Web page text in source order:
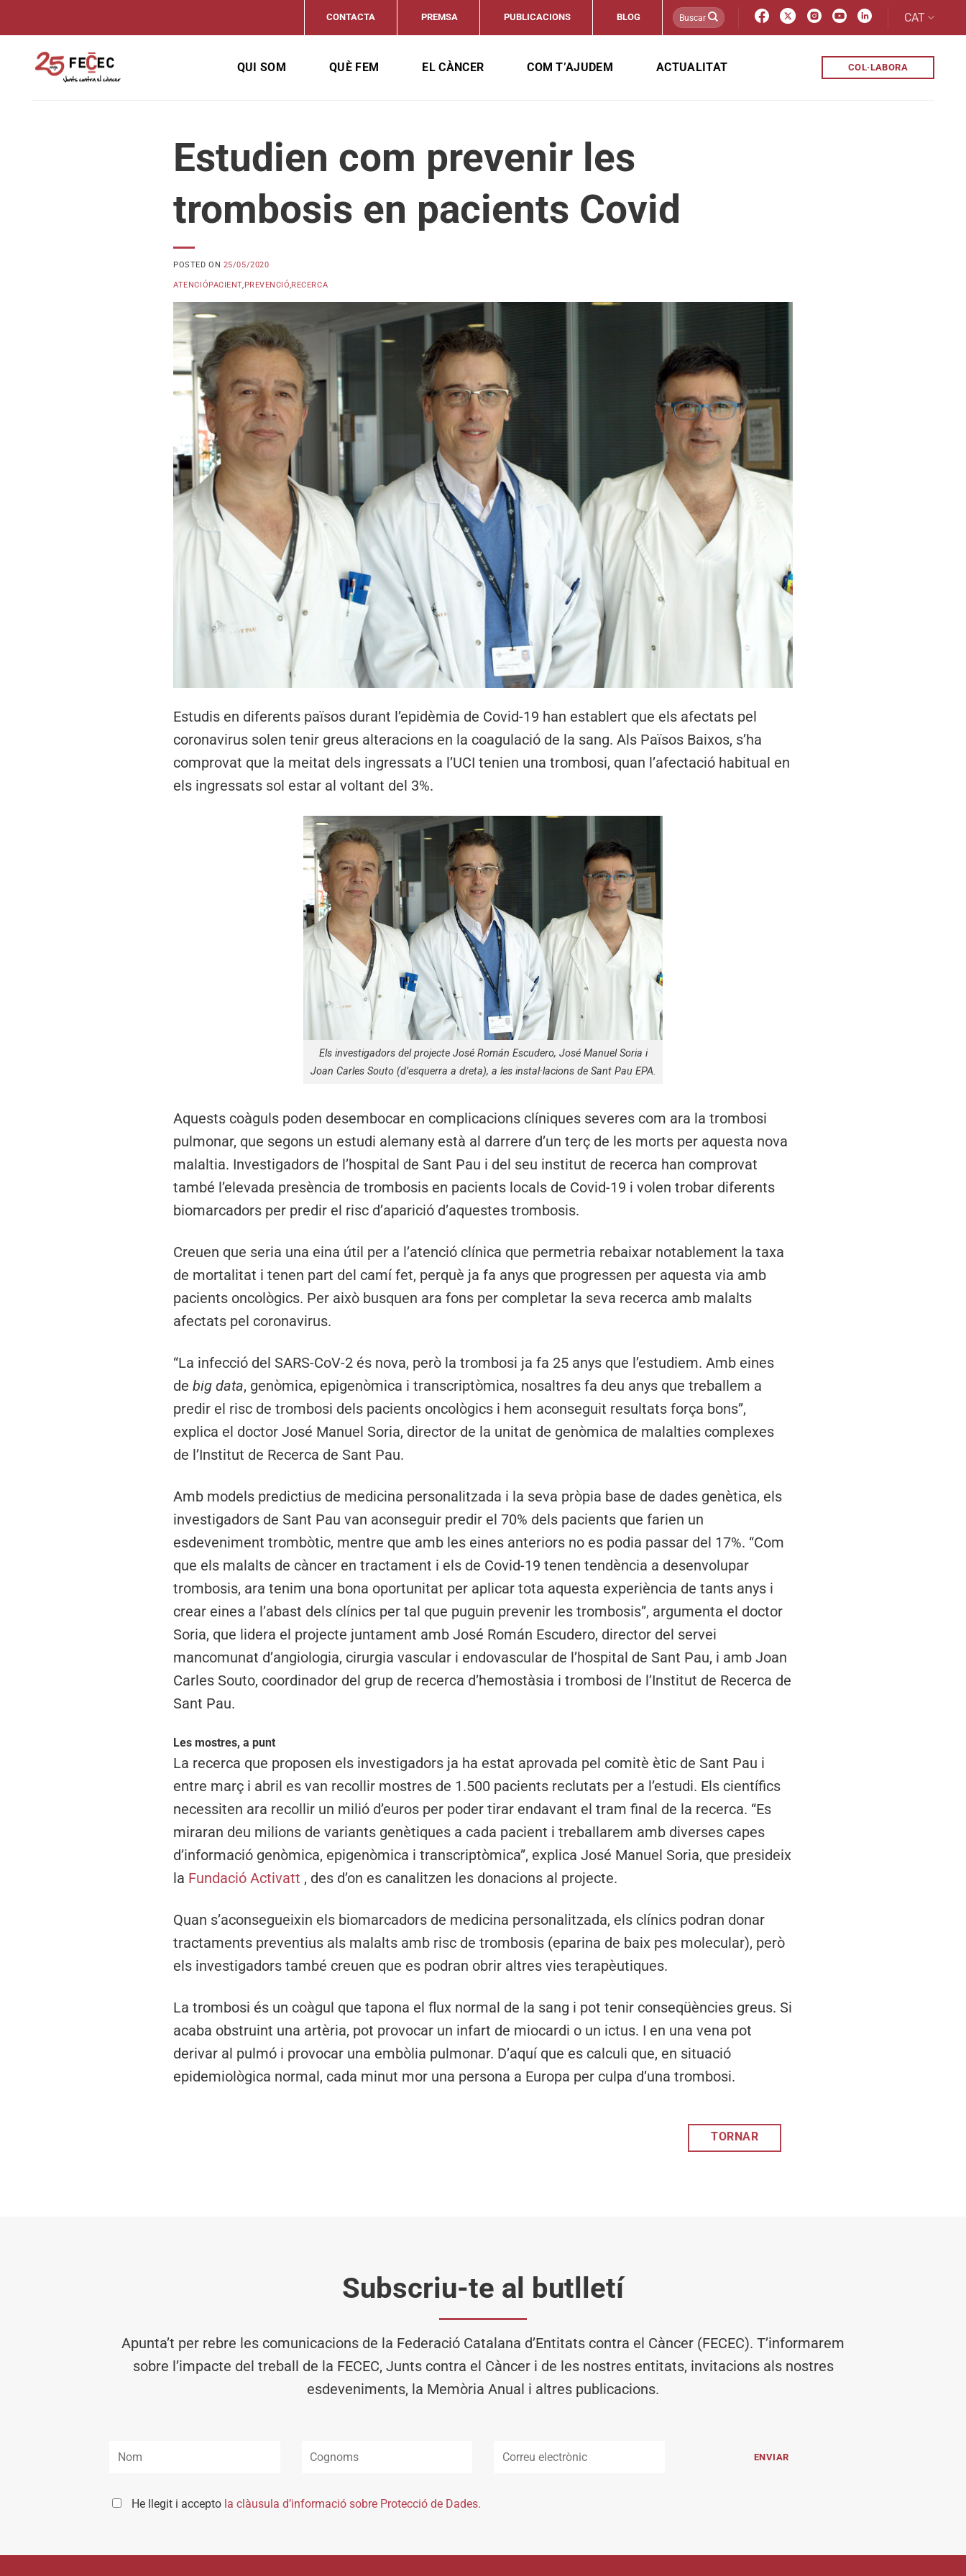
CONTACTA PREMSA PUBLICACIONS BLOG CAT
QUI SOM QUÈ FEM EL CÀNCER COM T’AJUDEM ACTUALITAT COL·LABORA
Estudien com prevenir les
trombosis en pacients Covid
POSTED ON 25/05/2020
ATENCIÓPACIENT,PREVENCIÓ,RECERCA
Estudis en diferents països durant l’epidèmia de Covid-19 han establert que els afectats pel
coronavirus solen tenir greus alteracions en la coagulació de la sang. Als Països Baixos, s’ha
comprovat que la meitat dels ingressats a l’UCI tenien una trombosi, quan l’afectació habitual en
els ingressats sol estar al voltant del 3%.
Els investigadors del projecte José Román Escudero, José Manuel Soria i
Joan Carles Souto (d’esquerra a dreta), a les instal·lacions de Sant Pau EPA.
Aquests coàguls poden desembocar en complicacions clíniques severes com ara la trombosi
pulmonar, que segons un estudi alemany està al darrere d’un terç de les morts per aquesta nova
malaltia. Investigadors de l’hospital de Sant Pau i del seu institut de recerca han comprovat
també l’elevada presència de trombosis en pacients locals de Covid-19 i volen trobar diferents
biomarcadors per predir el risc d’aparició d’aquestes trombosis.
Creuen que seria una eina útil per a l’atenció clínica que permetria rebaixar notablement la taxa
de mortalitat i tenen part del camí fet, perquè ja fa anys que progressen per aquesta via amb
pacients oncològics. Per això busquen ara fons per completar la seva recerca amb malalts
afectats pel coronavirus.
“La infecció del SARS-CoV-2 és nova, però la trombosi ja fa 25 anys que l’estudiem. Amb eines
debig data, genòmica, epigenòmica i transcriptòmica, nosaltres fa deu anys que treballem a
predir el risc de trombosi dels pacients oncològics i hem aconseguit resultats força bons”,
explica el doctor José Manuel Soria, director de la unitat de genòmica de malalties complexes
de l’Institut de Recerca de Sant Pau.
Amb models predictius de medicina personalitzada i la seva pròpia base de dades genètica, els
investigadors de Sant Pau van aconseguir predir el 70% dels pacients que farien un
esdeveniment trombòtic, mentre que amb les eines anteriors no es podia passar del 17%. “Com
que els malalts de càncer en tractament i els de Covid-19 tenen tendència a desenvolupar
trombosis, ara tenim una bona oportunitat per aplicar tota aquesta experiència de tants anys i
crear eines a l’abast dels clínics per tal que puguin prevenir les trombosis”, argumenta el doctor
Soria, que lidera el projecte juntament amb José Román Escudero, director del servei
mancomunat d’angiologia, cirurgia vascular i endovascular de l’hospital de Sant Pau, i amb Joan
Carles Souto, coordinador del grup de recerca d’hemostàsia i trombosi de l’Institut de Recerca de
Sant Pau.
Les mostres, a punt
La recerca que proposen els investigadors ja ha estat aprovada pel comitè ètic de Sant Pau i
entre març i abril es van recollir mostres de 1.500 pacients reclutats per a l’estudi. Els científics
necessiten ara recollir un milió d’euros per poder tirar endavant el tram final de la recerca. “Es
miraran deu milions de variants genètiques a cada pacient i treballarem amb diverses capes
d’informació genòmica, epigenòmica i transcriptòmica”, explica José Manuel Soria, que presideix
la Fundació Activatt , des d’on es canalitzen les donacions al projecte.
Quan s’aconsegueixin els biomarcadors de medicina personalitzada, els clínics podran donar
tractaments preventius als malalts amb risc de trombosis (eparina de baix pes molecular), però
els investigadors també creuen que es podran obrir altres vies terapèutiques.
La trombosi és un coàgul que tapona el flux normal de la sang i pot tenir conseqüències greus. Si
acaba obstruint una artèria, pot provocar un infart de miocardi o un ictus. I en una vena pot
derivar al pulmó i provocar una embòlia pulmonar. D’aquí que es calculi que, en situació
epidemiològica normal, cada minut mor una persona a Europa per culpa d’una trombosi.
TORNAR
Subscriu-te al butlletí
Apunta’t per rebre les comunicacions de la Federació Catalana d’Entitats contra el Càncer (FECEC). T’informarem
sobre l’impacte del treball de la FECEC, Junts contra el Càncer i de les nostres entitats, invitacions als nostres
esdeveniments, la Memòria Anual i altres publicacions.
He llegit i accepto la clàusula d’informació sobre Protecció de Dades.